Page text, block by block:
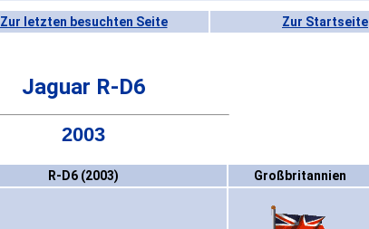
Zur letzten besuchten Seite Zur Startseite
Jaguar R-D6
2003
R-D6 (2003) Großbritannien